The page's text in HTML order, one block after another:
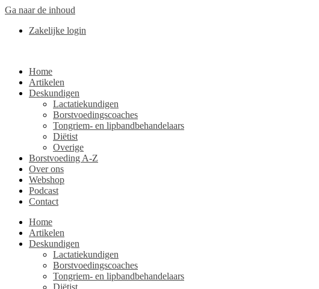
Ga naar de inhoud
Zakelijke login
Home
Artikelen
Deskundigen
Lactatiekundigen
Borstvoedingscoaches
Tongriem- en lipbandbehandelaars
Diëtist
Overige
Borstvoeding A-Z
Over ons
Webshop
Podcast
Contact
Home
Artikelen
Deskundigen
Lactatiekundigen
Borstvoedingscoaches
Tongriem- en lipbandbehandelaars
Diëtist